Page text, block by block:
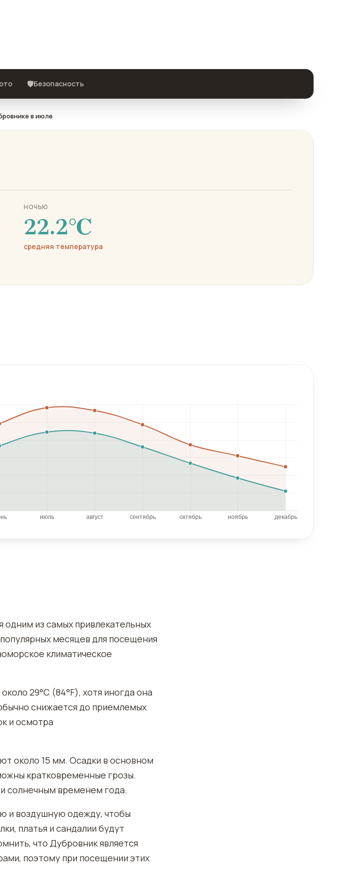
🛡️Безопасность
в июле
НОЧЬЮ
22.2℃
средняя температура
из самых привлекательных
месяцев для посещения
климатическое
29°C (84°F), хотя иногда она
снижается до приемлемых
и осмотра
около 15 мм. Осадки в основном
кратковременные грозы.
солнечным временем года.
и воздушную одежду, чтобы
платья и сандалии будут
что Дубровник является
поэтому при посещении этих